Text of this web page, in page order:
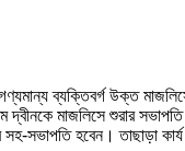
ব্যক্তিবর্গ উক্ত
মাজলিসে শুরার
সহ-সভাপতি হবেন। তাছাড়া